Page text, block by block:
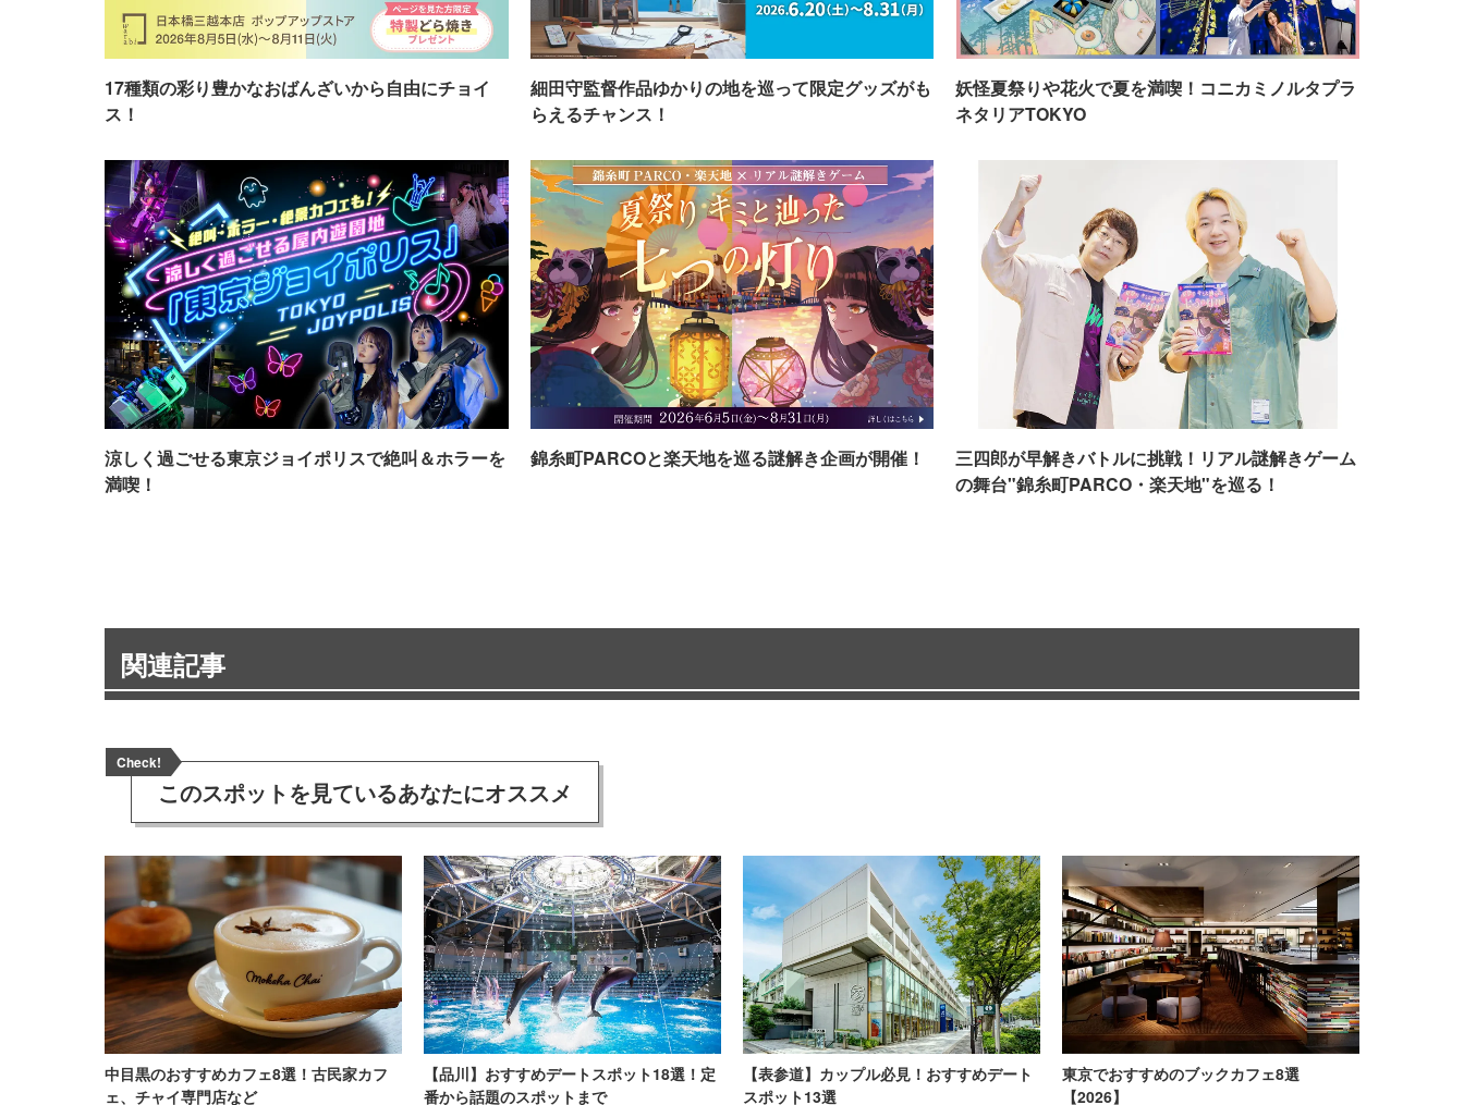
17種類の彩り豊かなおばんざいから自由にチョイ
ス！
細田守監督作品ゆかりの地を巡って限定グッズがも
らえるチャンス！
妖怪夏祭りや花火で夏を満喫！コニカミノルタプラ
ネタリアTOKYO
涼しく過ごせる東京ジョイポリスで絶叫＆ホラーを
満喫！
錦糸町PARCOと楽天地を巡る謎解き企画が開催！
三四郎が早解きバトルに挑戦！リアル謎解きゲーム
の舞台"錦糸町PARCO・楽天地"を巡る！
関連記事
Check!
このスポットを見ているあなたにオススメ
中目黒のおすすめカフェ8選！古民家カフ
ェ、チャイ専門店など
【品川】おすすめデートスポット18選！定
番から話題のスポットまで
【表参道】カップル必見！おすすめデート
スポット13選
東京でおすすめのブックカフェ8選
【2026】